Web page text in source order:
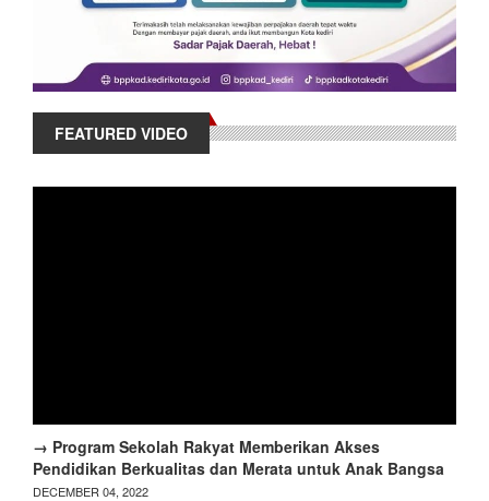
FEATURED VIDEO
→ Program Sekolah Rakyat Memberikan Akses
Pendidikan Berkualitas dan Merata untuk Anak Bangsa
DECEMBER 04, 2022